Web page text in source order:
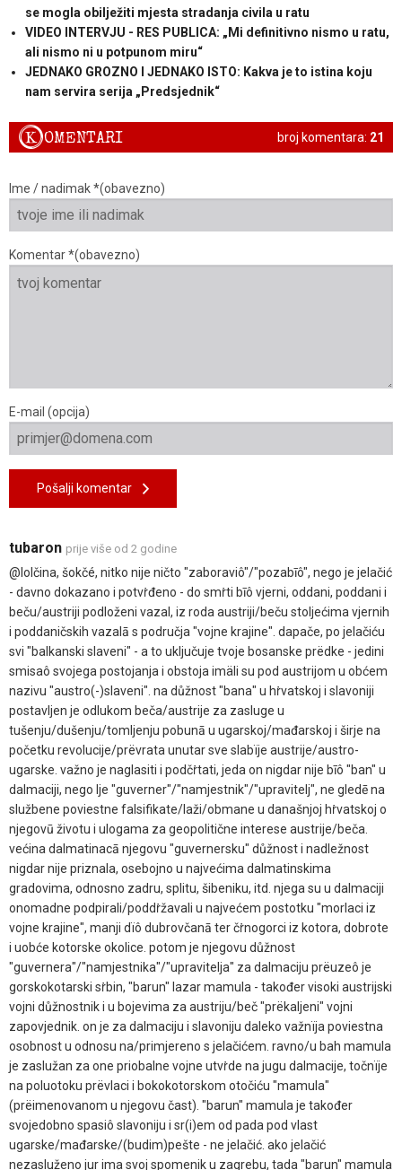
se mogla obilježiti mjesta stradanja civila u ratu
VIDEO INTERVJU - RES PUBLICA: „Mi definitivno nismo u ratu,
ali nismo ni u potpunom miru“
JEDNAKO GROZNO I JEDNAKO ISTO: Kakva je to istina koju
nam servira serija „Predsjednik“
broj komentara: 21
KOMENTARI
Ime / nadimak *(obavezno)
Komentar *(obavezno)
E-mail (opcija)
Pošalji komentar
tubaron prije više od 2 godine
@lolčina, šokčé, nitko nije ničto "zaboraviô"/"pozabīô", nego je jelačić
- davno dokazano i potvṙđeno - do smṙti bīô vjerni, oddani, poddani i
beču/austriji podloženi vazal, iz roda austriji/beču stoljećima vjernih
i poddaničskih vazalā s područja "vojne krajine". dapače, po jelačiću
svi "balkanski slaveni" - a to uključuje tvoje bosanske prëdke - jedini
smisaô svojega postojanja i obstoja imäli su pod austrijom u obćem
nazivu "austro(-)slaveni". na důžnost "bana" u hṙvatskoj i slavoniji
postavljen je odlukom beča/austrije za zasluge u
tušenju/dušenju/tomljenju pobunā u ugarskoj/mađarskoj i širje na
početku revolucije/prëvrata unutar sve slabïje austrije/austro-
ugarske. važno je naglasiti i podčṙtati, jeda on nigdar nije bīô "ban" u
dalmaciji, nego lje "guverner"/"namjestnik"/"upravitelj", ne gledē na
službene poviestne falsifikate/laži/obmane u današnjoj hṙvatskoj o
njegovū životu i ulogama za geopolitične interese austrije/beča.
većina dalmatinacā njegovu "guvernersku" důžnost i nadležnost
nigdar nije priznala, osebojno u najvećima dalmatinskima
gradovima, odnosno zadru, splitu, šibeniku, itd. njega su u dalmaciji
onomadne podpirali/poddṙžavali u najvećem postotku "morlaci iz
vojne krajine", manji dïô dubrovčanā ter čṙnogorci iz kotora, dobrote
i uobće kotorske okolice. potom je njegovu důžnost
"guvernera"/"namjestnika"/"upravitelja" za dalmaciju prëuzeô je
gorskokotarski sṙbin, "barun" lazar mamula - također visoki austrijski
vojni důžnostnik i u bojevima za austriju/beč "prëkaljeni" vojni
zapovjednik. on je za dalmaciju i slavoniju daleko važnïja poviestna
osobnost u odnosu na/primjereno s jelačićem. ravno/u bah mamula
je zaslužan za one priobalne vojne utvṙde na jugu dalmacije, točnïje
na poluotoku prëvlaci i bokokotorskom otočiću "mamula"
(prëimenovanom u njegovu čast). "barun" mamula je također
svojedobno spasiô slavoniju i sr(i)em od pada pod vlast
ugarske/mađarske/(budim)pešte - ne jelačić. ako jelačić
nezasluženo jur ima svoj spomenik u zagrebu, tada "barun" mamula